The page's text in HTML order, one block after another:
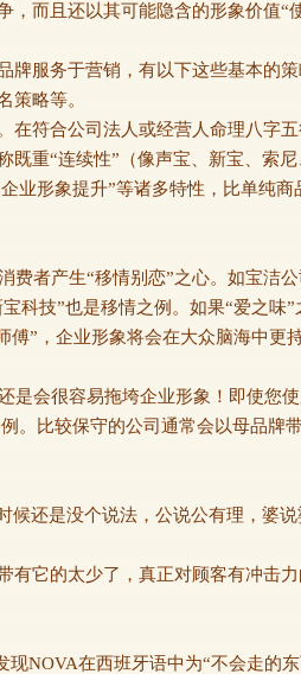
，而且还以其可能隐含的形象价值“
牌服务于营销，有以下这些基本的
策略等。
在符合公司法人或经营人命理八字
重“连续性”（像声宝、新宝、索尼
业形象提升”等诸多特性，比单纯
者产生“移情别恋”之心。如宝洁
科技”也是移情之例。如果“爱之味”
傅”，企业形象将会在大众脑海中更
会很容易拖垮企业形象！即使您
。比较保守的公司通常会以母品牌
还是没个说法，公说公有理，婆说
它的太少了，真正对顾客有冲击
NOVA在西班牙语中为“不会走的